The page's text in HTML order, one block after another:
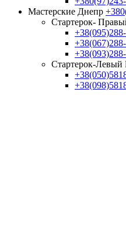
Мастерские Днепр
Стартерок-
Стартерок-Левый